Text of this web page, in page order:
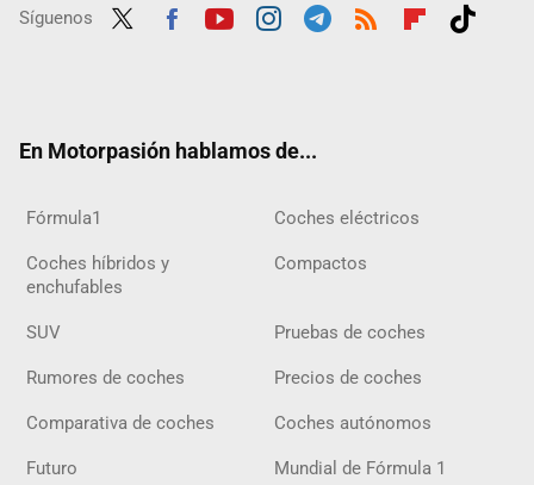
Síguenos
En Motorpasión hablamos de...
Fórmula1 Coches eléctricos
Coches híbridos y
enchufables
Compactos
SUV Pruebas de coches
Rumores de coches Precios de coches
Comparativa de coches Coches autónomos
Futuro Mundial de Fórmula 1